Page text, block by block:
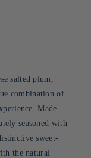
salted plum,
combination of
Made
seasoned with
sweet-
the natural